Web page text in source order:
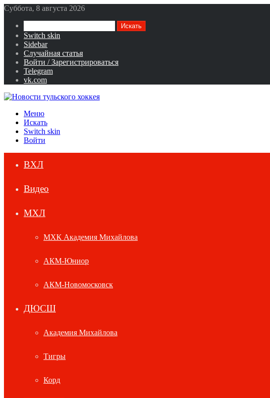
Суббота, 8 августа 2026
Искать
Switch skin
Sidebar
Случайная статья
Войти / Зарегистрироваться
Telegram
vk.com
Меню
Искать
Switch skin
Войти
ВХЛ
Видео
МХЛ
МХК Академия Михайлова
АКМ-Юниор
АКМ-Новомосковск
ДЮСШ
Академия Михайлова
Тигры
Корд